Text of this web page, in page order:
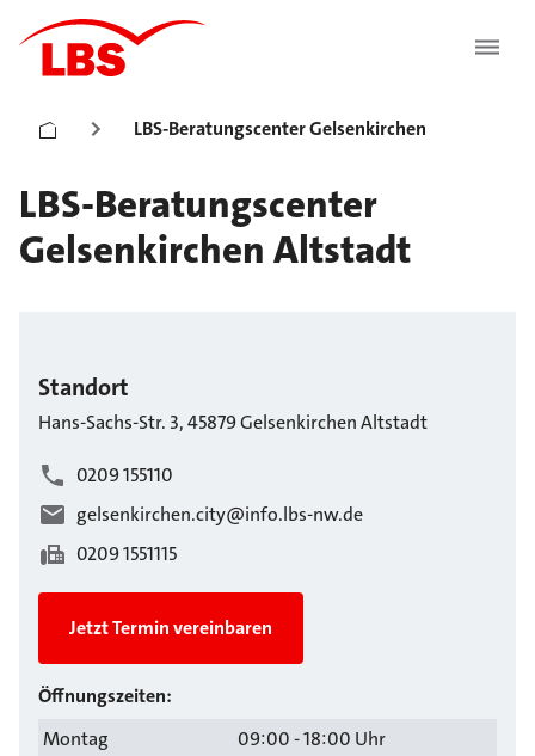
LBS-Beratungscenter Gelsenkirchen
LBS-Beratungscenter
Gelsenkirchen Altstadt
Standort
Hans-Sachs-Str. 3,45879GelsenkirchenAltstadt
0209 155110
gelsenkirchen.city@info.lbs-nw.de
0209 1551115
Jetzt Termin vereinbaren
Öffnungszeiten:
Montag
09:00 - 18:00 Uhr